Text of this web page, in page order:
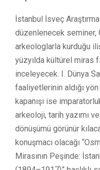
İstanbul İsveç
düzenlenecek seminer,
arkeologlarla kurduğu
yüzyılda kültürel miras
inceleyecek. I. Dünya
faaliyetlerinin aldığı
kapanışı ise
arkeoloji, tarih yazımı
dönüşümü görünür
konuşmacı olacağı
Mirasının Peşinde: